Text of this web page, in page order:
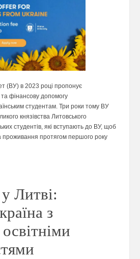
(ВУ) в 2023 році пропонує
фінансову допомогу
студентам. Три роки тому ВУ
князівства Литовського
студентів, які вступають до ВУ, щоб
проживання протягом першого року
Литві:
з